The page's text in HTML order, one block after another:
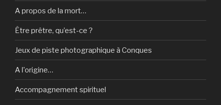
A propos de la mort…
Être prêtre, qu’est-ce ?
Jeux de piste photographique à Conques
A l'origine…
Accompagnement spirituel